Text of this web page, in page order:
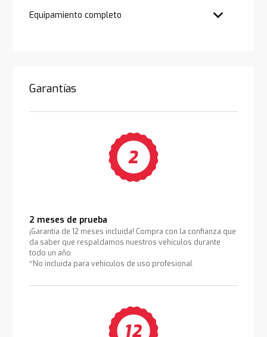
Equipamiento completo
Garantías
2 meses de prueba
¡Garantía de 12 meses incluida! Compra con la confianza que
da saber que respaldamos nuestros vehículos durante
todo un año.
*No incluida para vehículos de uso profesional